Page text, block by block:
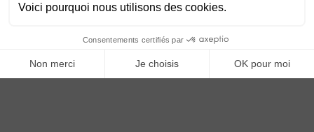
Anoq bénéficie du soutien financier de la région Hauts de